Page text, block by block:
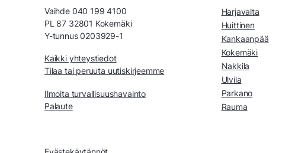
Vaihde 040 199 4100
PL 87 32801 Kokemäki
Y-tunnus 0203929-1
Kaikki yhteystiedot
Tilaa tai peruuta uutiskirjeemme
Ilmoita turvallisuushavainto
Palaute
Harjavalta
Huittinen
Kankaanpää
Kokemäki
Nakkila
Ulvila
Parkano
Rauma